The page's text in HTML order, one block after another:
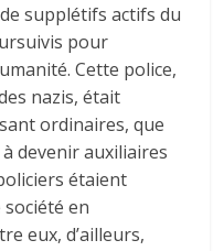
supplétifs actifs du
pour
Cette police,
nazis, était
ordinaires, que
devenir auxiliaires
étaient
en
eux, d’ailleurs,